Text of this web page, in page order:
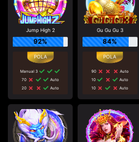
Jump High 2
92%
Manual 3
70
Auto
20
Auto
Gu Gu Gu 3
84%
90
Auto
10
Auto
10
Auto